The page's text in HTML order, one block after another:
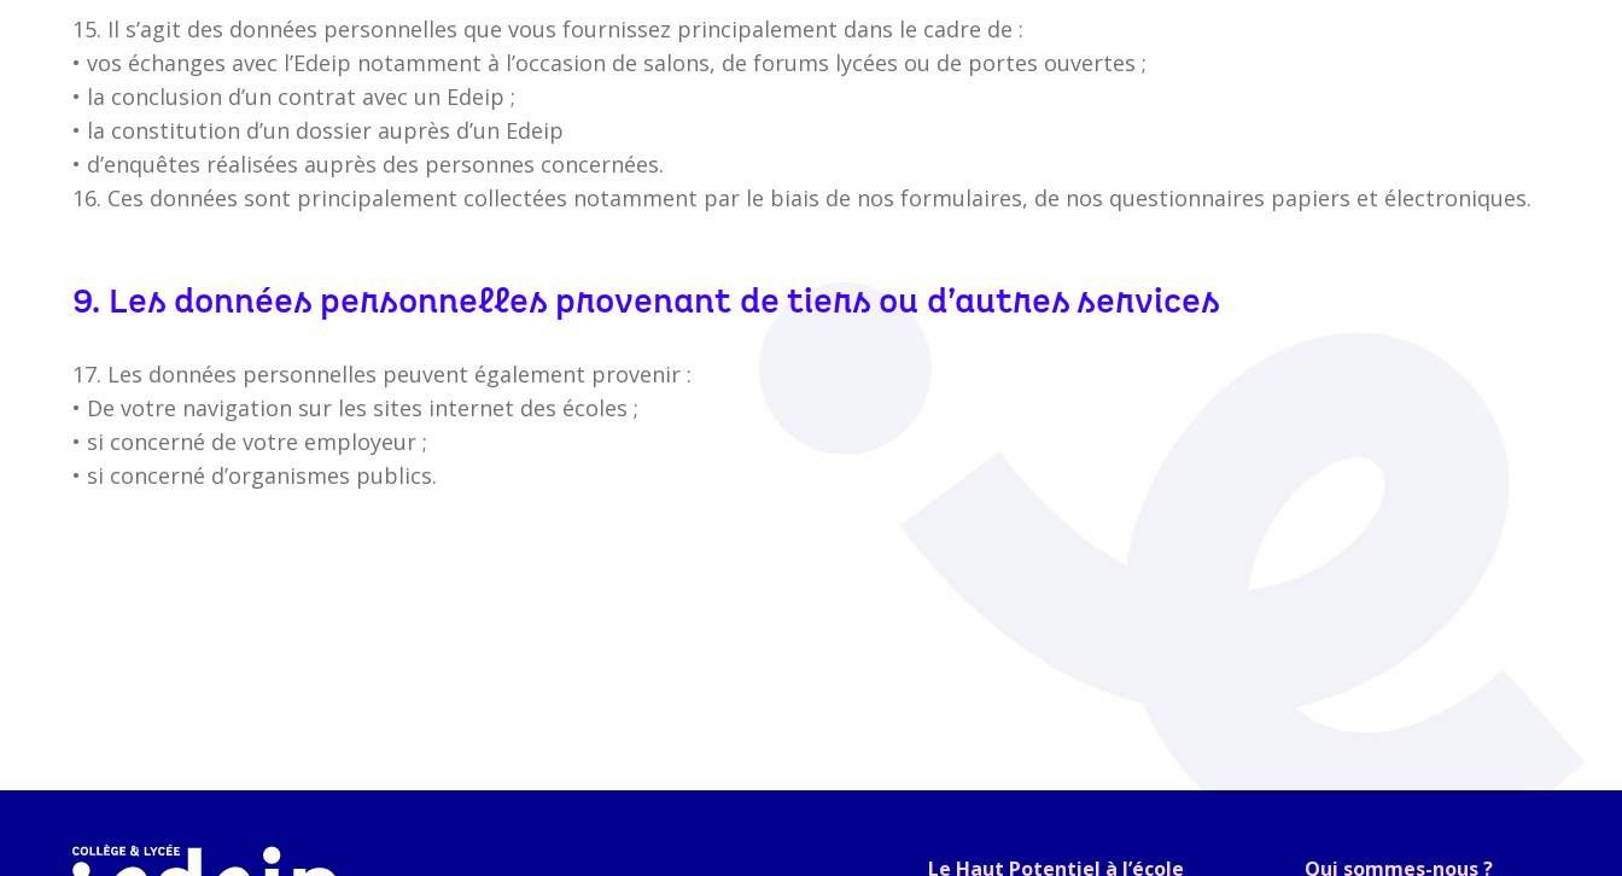
15. Il s’agit des données personnelles que vous fournissez principalement dans le cadre de :
• vos échanges avec l’Edeip notamment à l’occasion de salons, de forums lycées ou de portes ouvertes ;
• la conclusion d’un contrat avec un Edeip ;
• la constitution d’un dossier auprès d’un Edeip
• d’enquêtes réalisées auprès des personnes concernées.
16. Ces données sont principalement collectées notamment par le biais de nos formulaires, de nos questionnaires papiers et électroniques.
9. Les données personnelles provenant de tiers ou d’autres services
17. Les données personnelles peuvent également provenir :
• De votre navigation sur les sites internet des écoles ;
• si concerné de votre employeur ;
• si concerné d’organismes publics.
Le Haut Potentiel à l’école Qui sommes-nous ?